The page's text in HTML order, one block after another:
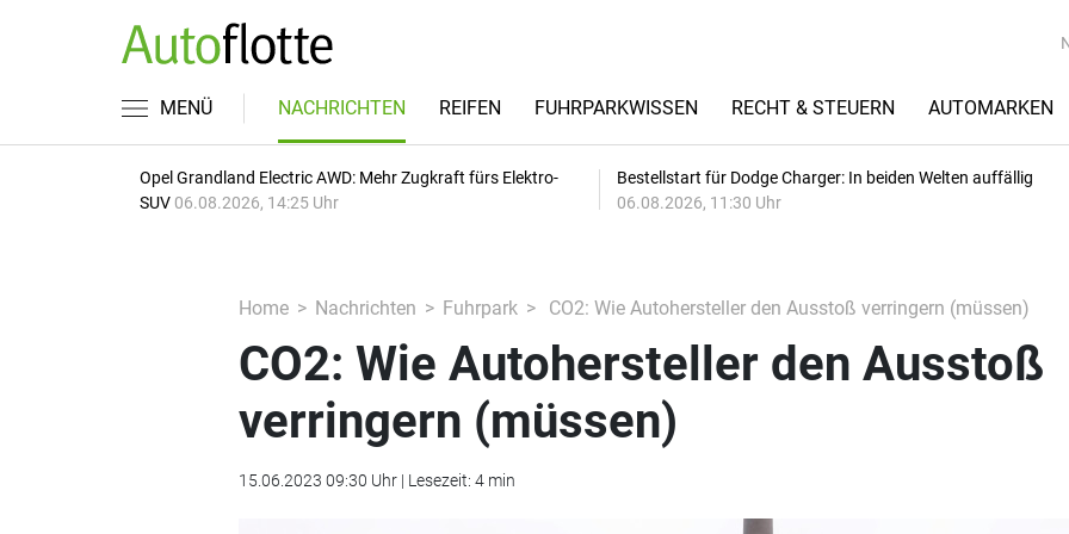
MENÜ NACHRICHTEN REIFEN FUHRPARKWISSEN RECHT & STEUERN AUTOMARKEN
Opel Grandland Electric AWD: Mehr Zugkraft fürs Elektro-
SUV 06.08.2026, 14:25 Uhr
Bestellstart für Dodge Charger: In beiden Welten auffällig
06.08.2026, 11:30 Uhr
Home Nachrichten Fuhrpark CO2: Wie Autohersteller den Ausstoß verringern (müssen)
CO2: Wie Autohersteller den Ausstoß
verringern (müssen)
15.06.2023 09:30 Uhr | Lesezeit: 4 min